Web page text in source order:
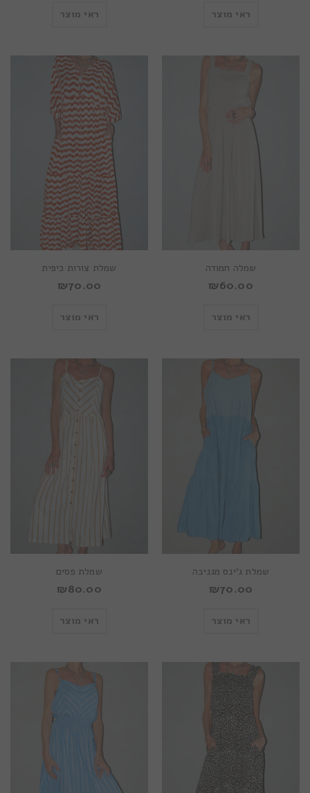
ראי מוצר ראי מוצר
שמלה חמודה
₪60.00
ראי מוצר
שמלת צורות כיפית
₪70.00
ראי מוצר
שמלת ג’ינס מגניבה
₪70.00
ראי מוצר
שמלת פסים
₪80.00
ראי מוצר